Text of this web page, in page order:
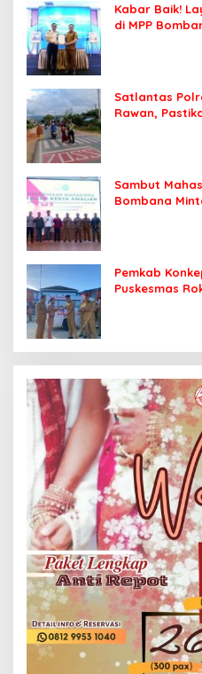
Kabar Baik!
di MPP
Satlantas
Rawan,
Sambut
Bombana
Pemkab
Puskesmas